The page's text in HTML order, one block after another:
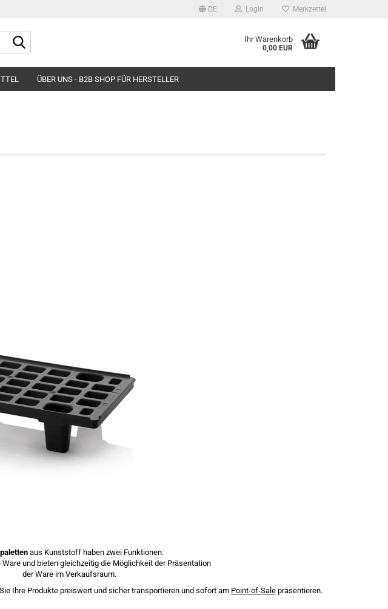
DE Login Merkzettel
Ihr Warenkorb
0,00 EUR
ÜBER UNS - B2B SHOP FÜR HERSTELLER
aus Kunststoff haben zwei Funktionen:
und bieten gleichzeitig die Möglichkeit der Präsentation
der Ware im Verkaufsraum.
Ihre Produkte preiswert und sicher transportieren und sofort am Point-of-Salepräsentieren.